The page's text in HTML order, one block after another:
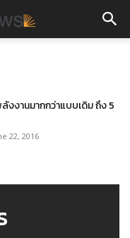
งงานมากกว่าแบบเดิม ถึง 5
22, 2016